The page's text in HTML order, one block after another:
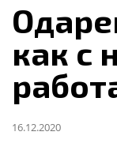
как с
16.12.2020